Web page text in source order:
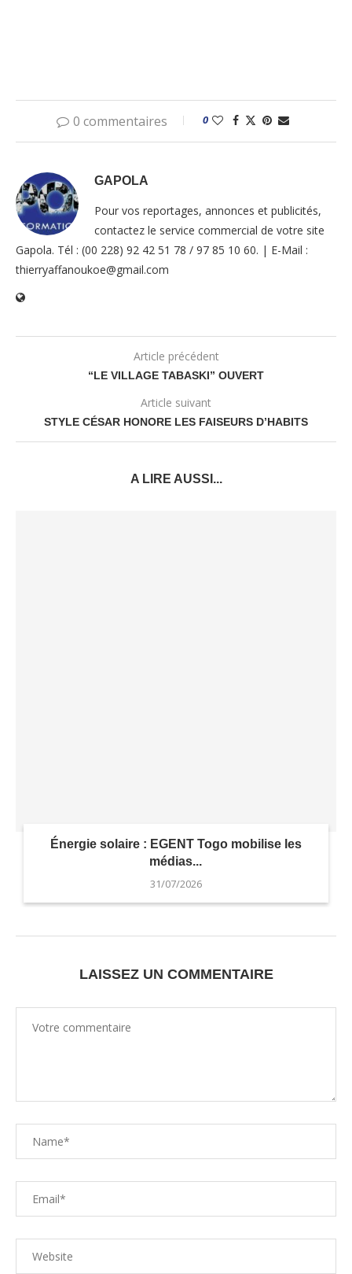
0 commentaires 0
GAPOLA
Pour vos reportages, annonces et publicités,
contactez le service commercial de votre site
Gapola. Tél : (00 228) 92 42 51 78 / 97 85 10 60. | E-Mail :
thierryaffanoukoe@gmail.com
Article précédent
“LE VILLAGE TABASKI” OUVERT
Article suivant
STYLE CÉSAR HONORE LES FAISEURS D’HABITS
A LIRE AUSSI...
Énergie solaire : EGENT Togo mobilise les
médias...
31/07/2026
LAISSEZ UN COMMENTAIRE